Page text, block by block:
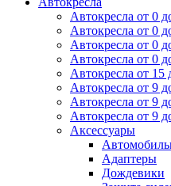
Автокресла от 0
Автокресла от 0
Автокресла от 0
Автокресла от 0
Автокресла от 15
Автокресла от 9
Автокресла от 9
Автокресла от 9
Аксессуары
Адаптеры
Дождевики